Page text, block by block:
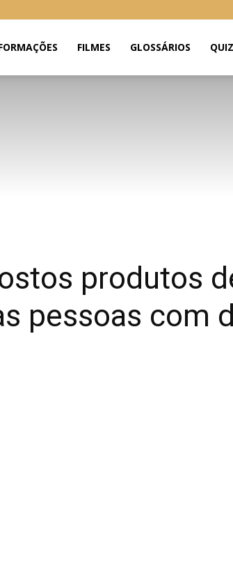
FILMES GLOSSÁRIOS QUIZ
produtos
pessoas com